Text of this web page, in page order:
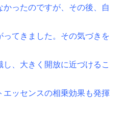
ったのですが、その後、自
てきました。その気づきを
、大きく開放に近づけるこ
ッセンスの相乗効果も発揮